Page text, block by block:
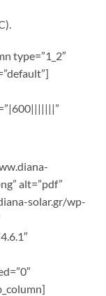
type=”1_2″
alt=”pdf”
solar.gr/wp-